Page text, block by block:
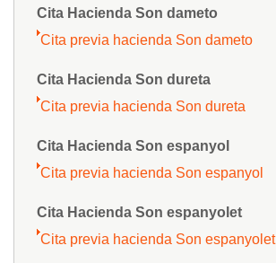
Cita Hacienda Son dameto
Cita previa hacienda Son dameto
Cita Hacienda Son dureta
Cita previa hacienda Son dureta
Cita Hacienda Son espanyol
Cita previa hacienda Son espanyol
Cita Hacienda Son espanyolet
Cita previa hacienda Son espanyolet